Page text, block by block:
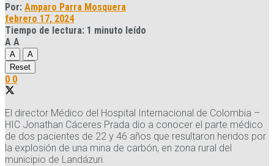
Por: Amparo Parra Mosquera
febrero 17, 2024
Tiempo de lectura: 1 minuto leído
A A
A
A
Reset
0 0
El director Médico del Hospital Internacional de Colombia –
HIC Jonathan Cáceres Prada dio a conocer el parte médico
de dos pacientes de 22 y 46 años que resultaron heridos por
la explosión de una mina de carbón, en zona rural del
municipio de Landázuri.